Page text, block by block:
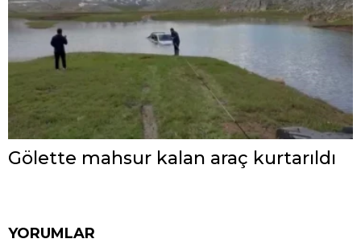
Gölette mahsur kalan araç kurtarıldı
YORUMLAR